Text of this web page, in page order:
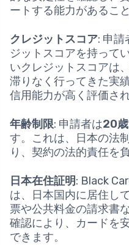
ートする能力があるこ
クレジットスコア: 申請
ジットスコアを持って
いクレジットスコアは
滞りなく行ってきた実
信用能力が高く評価され
年齢制限: 申請者は20
す。これは、日本の法
り、契約の法的責任を
日本在住証明: Black
は、日本国内に居住し
票や公共料金の請求書
確認により、カードを
できます。